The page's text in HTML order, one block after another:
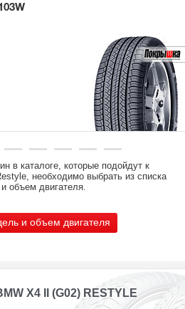
в каталоге, которые подойдут к
необходимо выбрать из списка
объем двигателя.
и объем двигателя
X4 II (G02) RESTYLE